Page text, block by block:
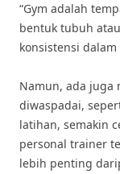
“Gym adalah
bentuk tubuh
konsistensi
Namun, ada juga
diwaspadai,
latihan, semakin
personal trainer
lebih penting